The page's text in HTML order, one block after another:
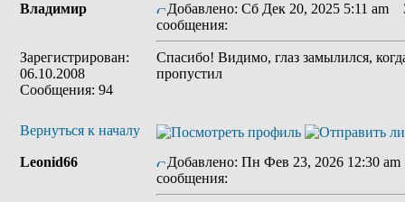
Владимир
Зарегистрирован:
06.10.2008
Сообщения: 94
Добавлено: Сб Дек 20, 2025 5:11 am
сообщения:
Спасибо! Видимо, глаз замылился,
пропустил
Вернуться к началу
Leonid66 Добавлено: Пн Фев 23, 2026 12:30 am
сообщения: